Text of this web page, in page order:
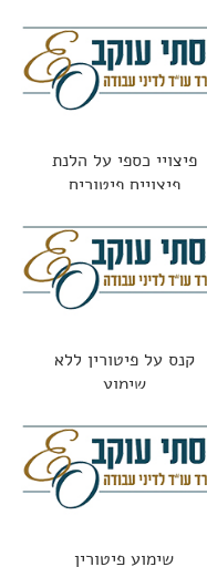
פיצויי כספי על הלנת
פיצויים פיטורים
קנס על פיטורין ללא
שימוע
שימוע פיטורין